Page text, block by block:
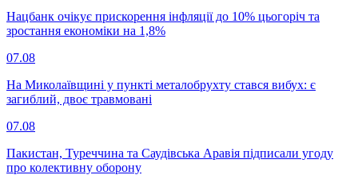
Нацбанк очікує прискорення інфляції до 10% цьогоріч та
зростання економіки на 1,8%
07.08
На Миколаївщині у пункті металобрухту стався вибух: є
загиблий, двоє травмовані
07.08
Пакистан, Туреччина та Саудівська Аравія підписали угоду
про колективну оборону